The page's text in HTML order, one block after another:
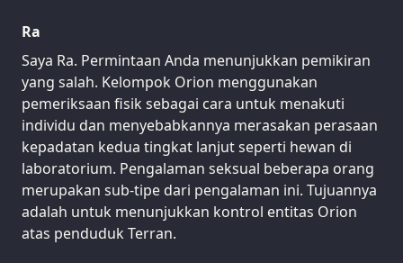
Ra
Saya Ra. Permintaan Anda menunjukkan pemikiran
yang salah. Kelompok Orion menggunakan
pemeriksaan fisik sebagai cara untuk menakuti
individu dan menyebabkannya merasakan perasaan
kepadatan kedua tingkat lanjut seperti hewan di
laboratorium. Pengalaman seksual beberapa orang
merupakan sub-tipe dari pengalaman ini. Tujuannya
adalah untuk menunjukkan kontrol entitas Orion
atas penduduk Terran.